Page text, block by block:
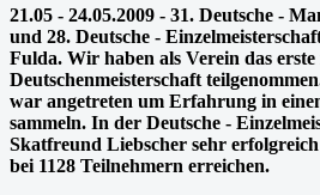
21.05 - 24.05.2009 - 31. Deutsche -
und 28. Deutsche -
Fulda. Wir haben als Verein das erste
Deutschenmeisterschaft
war angetreten um Erfahrung in
sammeln. In der Deutsche -
Skatfreund Liebscher sehr
bei 1128 Teilnehmern erreichen.